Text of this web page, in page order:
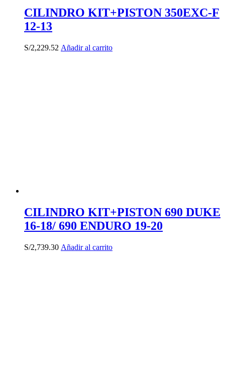
CILINDRO KIT+PISTON 350EXC-F
12-13
S/2,229.52 Añadir al carrito
CILINDRO KIT+PISTON 690 DUKE
16-18/ 690 ENDURO 19-20
S/2,739.30 Añadir al carrito